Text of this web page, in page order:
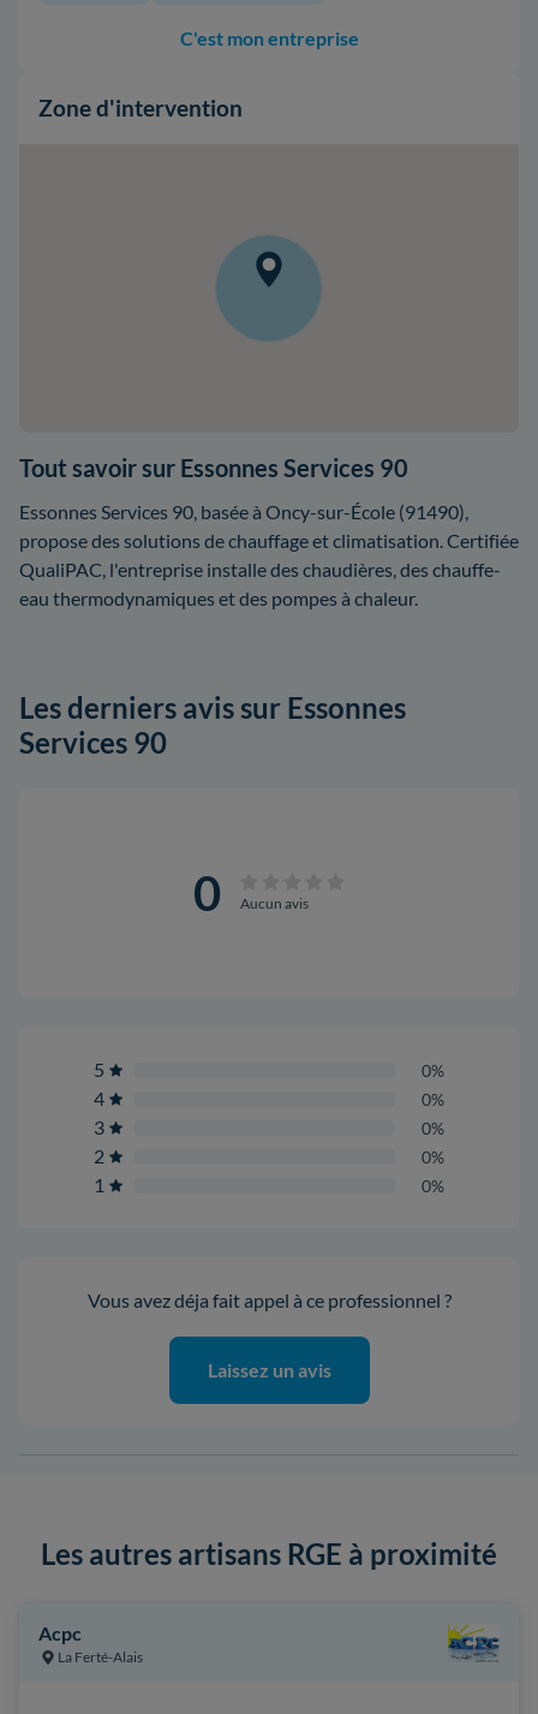
C'est mon entreprise
Zone d'intervention
Tout savoir sur Essonnes Services 90
Essonnes Services 90, basée à Oncy-sur-École (91490),
propose des solutions de chauffage et climatisation. Certifiée
QualiPAC, l'entreprise installe des chaudières, des chauffe-
eau thermodynamiques et des pompes à chaleur.
Les derniers avis sur Essonnes
Services 90
0 Aucun avis
5 0%
4 0%
3 0%
2 0%
1 0%
Vous avez déja fait appel à ce professionnel ?
Laissez un avis
Les autres artisans RGE à proximité
Acpc
La Ferté-Alais